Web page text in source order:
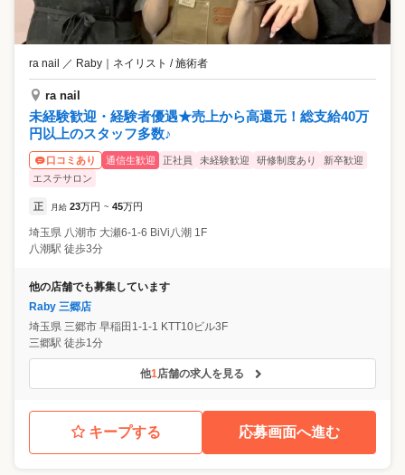
ra nail ／ Raby ネイリスト / 施術者
ra nail
未経験歓迎・経験者優遇★売上から高還元！総支給40万
円以上のスタッフ多数♪
口コミあり 通信生歓迎 正社員 未経験歓迎 研修制度あり
新卒歓迎
エステサロン
正 月給 23万円 ~ 45万円
埼玉県 八潮市 大瀬6-1-6 BiVi八潮 1F
八潮駅 徒歩3分
他の店舗でも募集しています
Raby 三郷店
埼玉県 三郷市 早稲田1-1-1 KTT10ビル3F
三郷駅 徒歩1分
他1店舗の求人を見る
キープする 応募画面へ進む